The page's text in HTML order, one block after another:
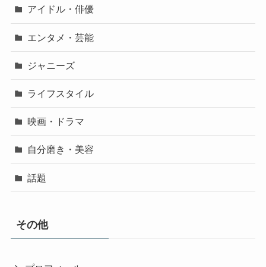
アイドル・俳優
エンタメ・芸能
ジャニーズ
ライフスタイル
映画・ドラマ
自分磨き・美容
話題
その他